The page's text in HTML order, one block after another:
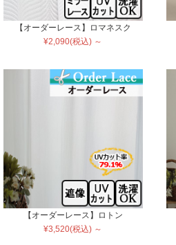
【オーダーレース】ロマネスク
¥2,090(税込) ～
【オーダーレース】ロトン
¥3,520(税込) ～